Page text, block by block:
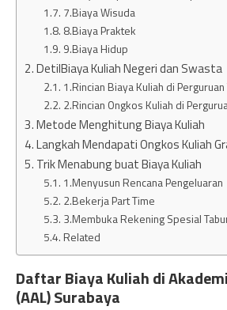
7.Biaya Wisuda
8.Biaya Praktek
9.Biaya Hidup
DetilBiaya Kuliah Negeri dan Swasta
1.Rincian Biaya Kuliah di
2.Rincian Ongkos Kuliah di
Metode Menghitung Biaya Kuliah
Langkah Mendapati Ongkos Kuliah
Trik Menabung buat Biaya Kuliah
1.Menyusun Rencana Pengeluaran
2.Bekerja Part Time
3.Membuka Rekening Spesial
Related
Daftar Biaya Kuliah di
(AAL) Surabaya